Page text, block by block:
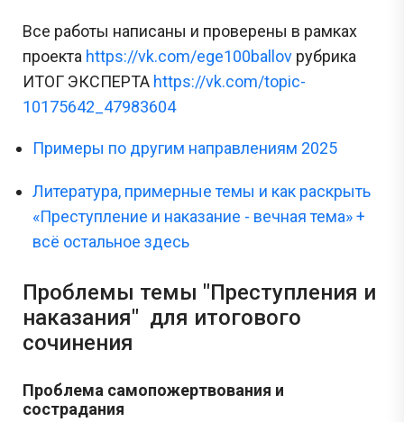
Все работы написаны и проверены в рамках
проекта https://vk.com/ege100ballov рубрика
ИТОГ ЭКСПЕРТА https://vk.com/topic-
10175642_47983604
Примеры по другим направлениям 2025
Литература, примерные темы и как раскрыть
«Преступление и наказание - вечная тема» +
всё остальное здесь
Проблемы темы "Преступления и
наказания" для итогового
сочинения
Проблема самопожертвования и
сострадания